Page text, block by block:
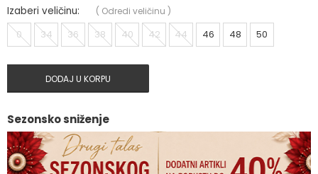
Izaberi veličinu: ( Odredi veličinu )
0 34 36 38 40 42 44 46 48 50
DODAJ U KORPU
Sezonsko sniženje